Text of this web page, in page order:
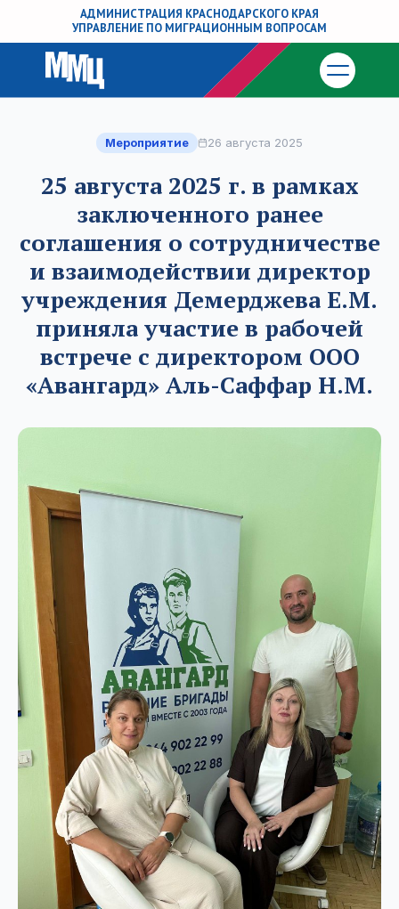
АДМИНИСТРАЦИЯ КРАСНОДАРСКОГО КРАЯ
УПРАВЛЕНИЕ ПО МИГРАЦИОННЫМ ВОПРОСАМ
Мероприятие 26 августа 2025
25 августа 2025 г. в рамках
заключенного ранее
соглашения о сотрудничестве
и взаимодействии директор
учреждения Демерджева Е.М.
приняла участие в рабочей
встрече с директором ООО
«Авангард» Аль-Саффар Н.М.